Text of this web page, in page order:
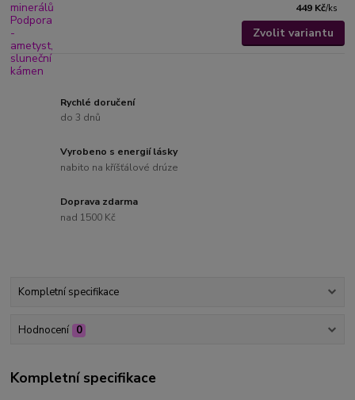
449 Kč/ks
Zvolit variantu
Rychlé doručení
do 3 dnů
Vyrobeno s energií lásky
nabito na kříšťálové drúze
Doprava zdarma
nad 1500 Kč
Kompletní specifikace
Hodnocení 0
Kompletní specifikace